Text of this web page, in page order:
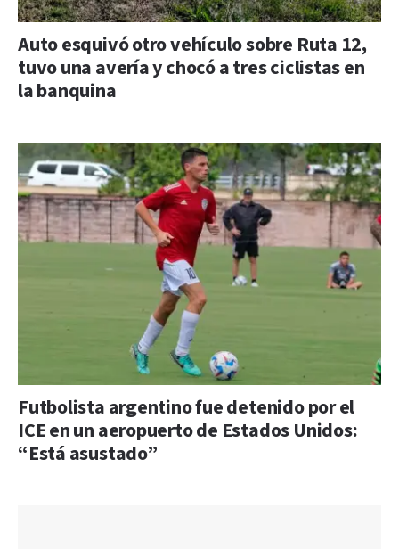
Auto esquivó otro vehículo sobre Ruta 12,
tuvo una avería y chocó a tres ciclistas en
la banquina
Futbolista argentino fue detenido por el
ICE en un aeropuerto de Estados Unidos:
“Está asustado”